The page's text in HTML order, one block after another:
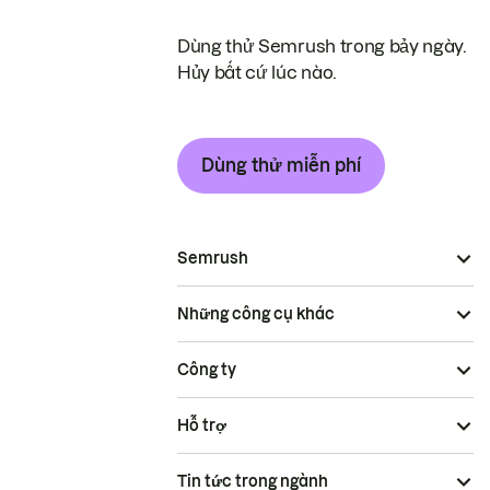
Dùng thử Semrush trong bảy ngày.
Hủy bất cứ lúc nào.
Dùng thử miễn phí
Semrush
Những công cụ khác
Công ty
Hỗ trợ
Tin tức trong ngành